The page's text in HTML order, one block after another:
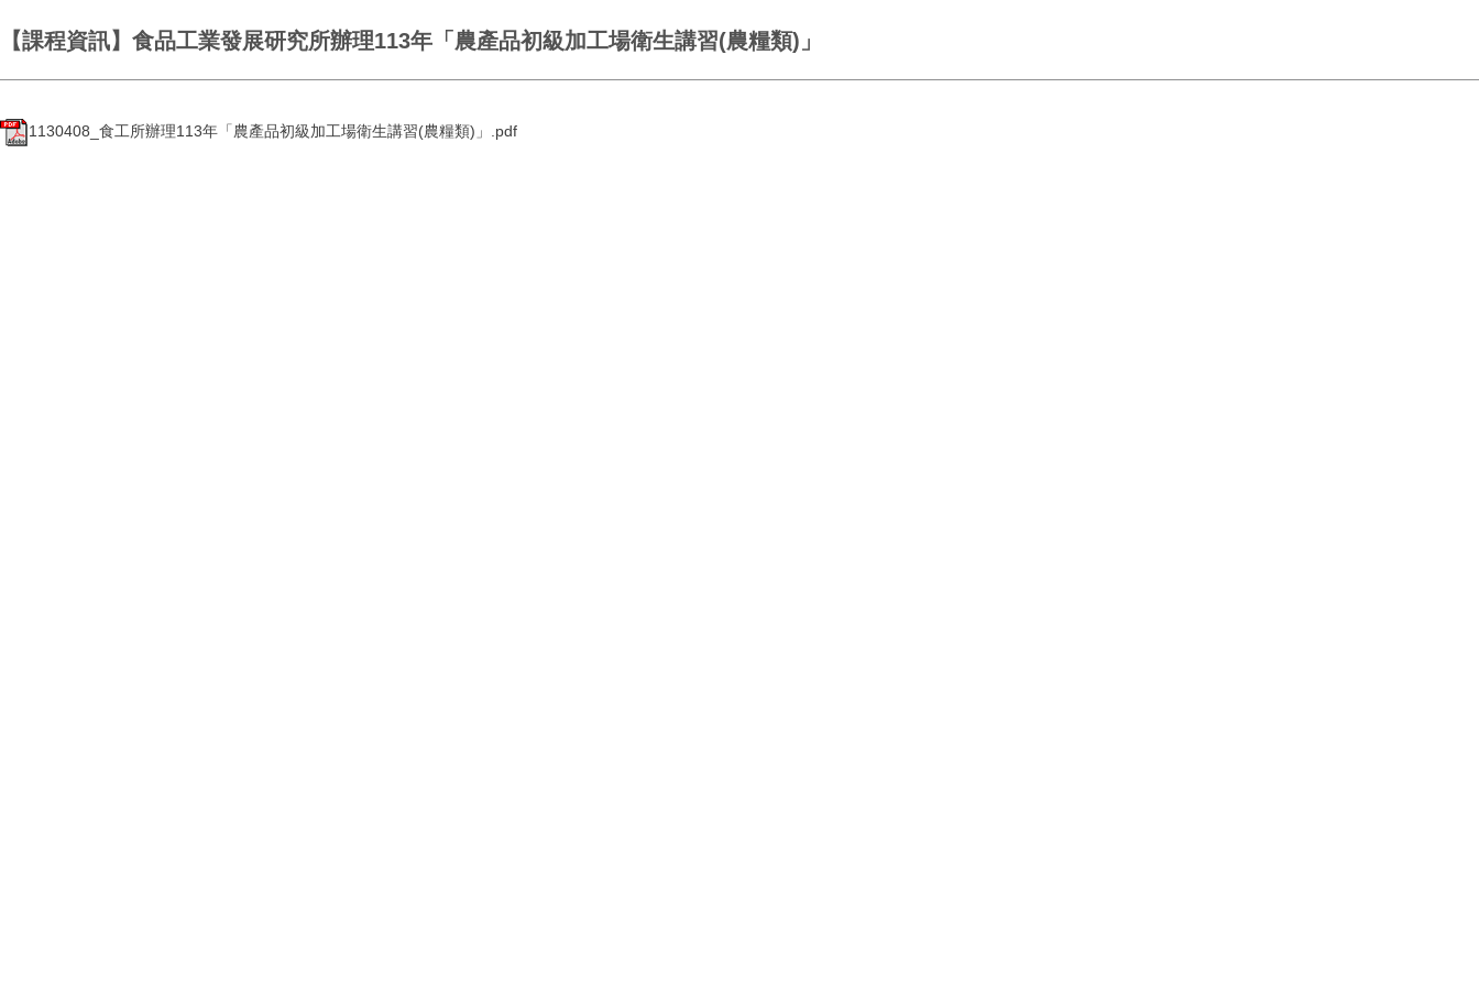
【課程資訊】食品工業發展研究所辦理113年「農產品初級加工場衛生講習(農糧類)」
1130408_食工所辦理113年「農產品初級加工場衛生講習(農糧類)」.pdf